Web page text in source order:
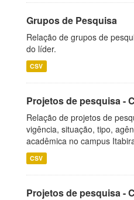
Grupos de Pesquisa
Relação de grupos de
do líder.
CSV
Projetos de pesquisa -
Relação de projetos de
vigência, situação, tipo,
acadêmica no campus
CSV
Projetos de pesquisa -